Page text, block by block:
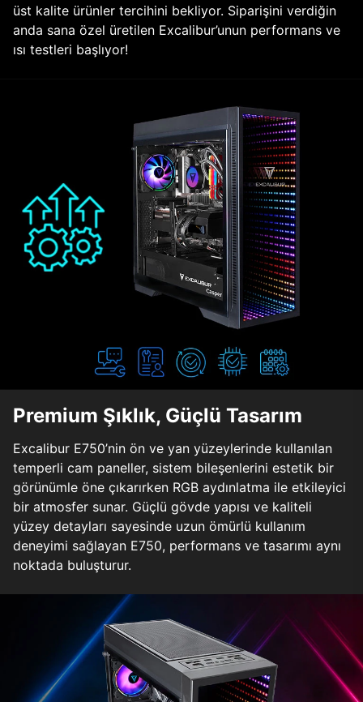
üst kalite ürünler tercihini bekliyor. Siparişini verdiğin
anda sana özel üretilen Excalibur’unun performans ve
ısı testleri başlıyor!
Premium Şıklık, Güçlü Tasarım
Excalibur E750’nin ön ve yan yüzeylerinde kullanılan
temperli cam paneller, sistem bileşenlerini estetik bir
görünümle öne çıkarırken RGB aydınlatma ile etkileyici
bir atmosfer sunar. Güçlü gövde yapısı ve kaliteli
yüzey detayları sayesinde uzun ömürlü kullanım
deneyimi sağlayan E750, performans ve tasarımı aynı
noktada buluşturur.